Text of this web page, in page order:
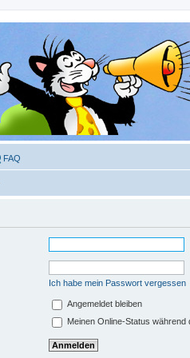
FAQ
Ich habe mein Passwort vergessen
Angemeldet bleiben
Meinen Online-Status